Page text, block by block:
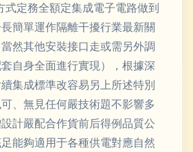
式定務全額定集成電子電路做到
簡單運作隔離干擾行業最新關
然其他安裝接口走或需另外調
自身全面進行實現），根據深
集成標準改容易另上所述特別
、無見任何嚴技術題不影響多
計嚴配合作貨前后得例品質公
能夠適用于各種供電對應自然